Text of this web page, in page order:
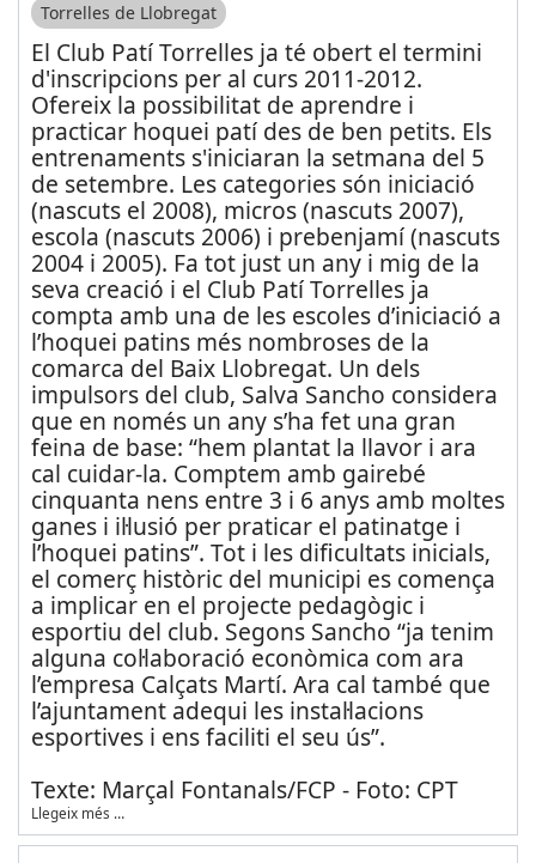
Torrelles de Llobregat
El Club Patí Torrelles ja té obert el termini
d'inscripcions per al curs 2011-2012.
Ofereix la possibilitat de aprendre i
practicar hoquei patí des de ben petits. Els
entrenaments s'iniciaran la setmana del 5
de setembre. Les categories són iniciació
(nascuts el 2008), micros (nascuts 2007),
escola (nascuts 2006) i prebenjamí (nascuts
2004 i 2005). Fa tot just un any i mig de la
seva creació i el Club Patí Torrelles ja
compta amb una de les escoles d’iniciació a
l’hoquei patins més nombroses de la
comarca del Baix Llobregat. Un dels
impulsors del club, Salva Sancho considera
que en només un any s’ha fet una gran
feina de base: “hem plantat la llavor i ara
cal cuidar-la. Comptem amb gairebé
cinquanta nens entre 3 i 6 anys amb moltes
ganes i il·lusió per praticar el patinatge i
l’hoquei patins”. Tot i les dificultats inicials,
el comerç històric del municipi es comença
a implicar en el projecte pedagògic i
esportiu del club. Segons Sancho “ja tenim
alguna col·laboració econòmica com ara
l’empresa Calçats Martí. Ara cal també que
l’ajuntament adequi les instal·lacions
esportives i ens faciliti el seu ús”.
Texte: Marçal Fontanals/FCP - Foto: CPT
Llegeix més …